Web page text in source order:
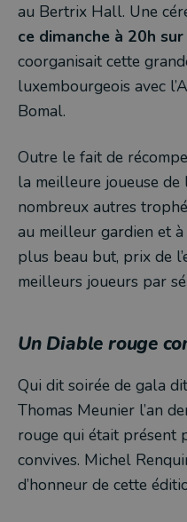
au Bertrix Hall. Une
ce dimanche à 20h
coorganisait cette
luxembourgeois avec
Bomal.
Outre le fait de
la meilleure joueuse
nombreux autres
au meilleur gardien et
plus beau but, prix de
meilleurs joueurs par
Un Diable rouge
Qui dit soirée de gala
Thomas Meunier l’an
rouge qui était présent
convives. Michel
d’honneur de cette